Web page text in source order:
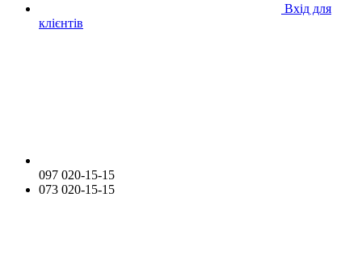
Вхід для
клієнтів
097 020-15-15
073 020-15-15